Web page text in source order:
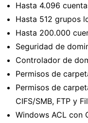
Hasta 4.096
Hasta 512 grupos
Hasta 200.000
Seguridad de
Controlador de
Permisos de
Permisos de
CIFS/SMB, FTP y
Windows ACL con